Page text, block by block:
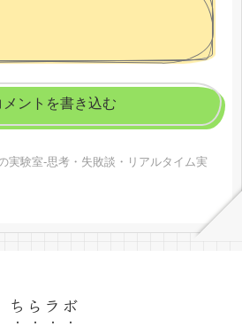
メントを書き込む
実験室-思考・失敗談・リアルタイム実
ちらラボ